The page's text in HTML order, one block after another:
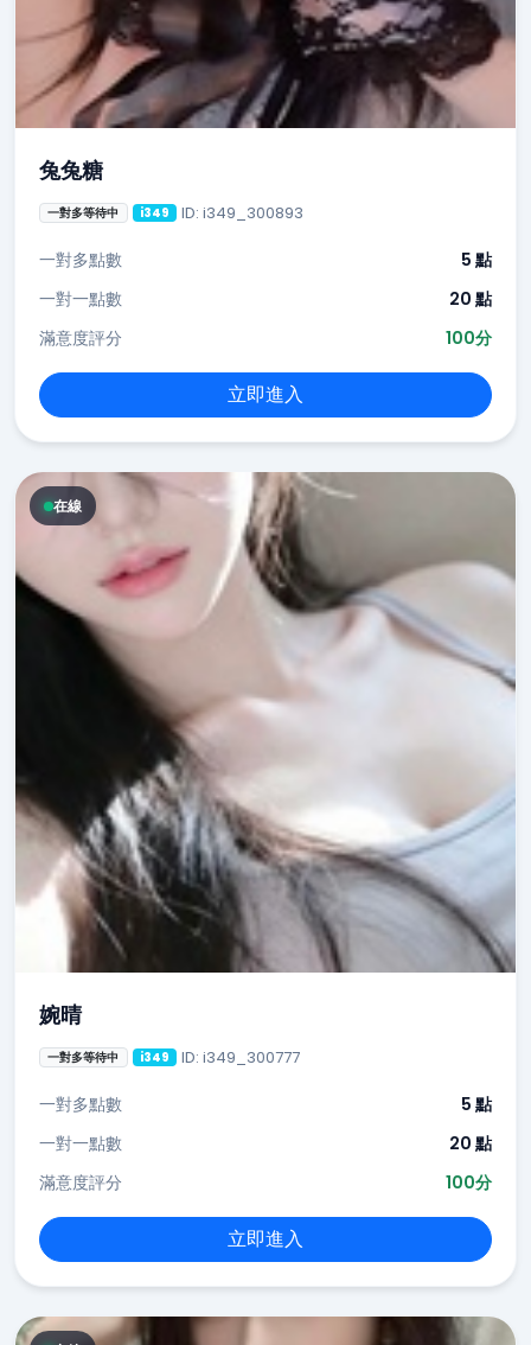
兔兔糖
一對多等待中 i349 ID: i349_300893
一對多點數
5 點
一對一點數
20 點
滿意度評分
100分
立即進入
在線
婉晴
一對多等待中 i349 ID: i349_300777
一對多點數
5 點
一對一點數
20 點
滿意度評分
100分
立即進入